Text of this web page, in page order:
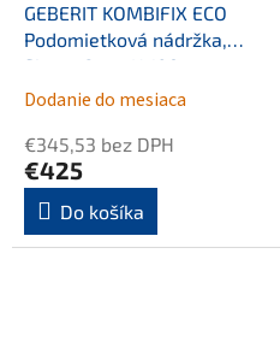
GEBERIT KOMBIFIX ECO
Podomietková nádržka,
Sigma 8cm, H 109cm
Dodanie do mesiaca
€345,53 bez DPH
€425
Do košíka